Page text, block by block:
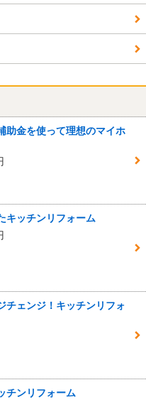
助金を使って理想のマイホ
キッチンリフォーム
チェンジ！キッチンリフォ
チンリフォーム